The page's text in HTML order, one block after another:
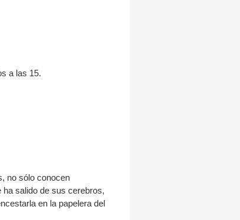
a las 15.
no sólo conocen
ha salido de sus cerebros,
en la papelera del